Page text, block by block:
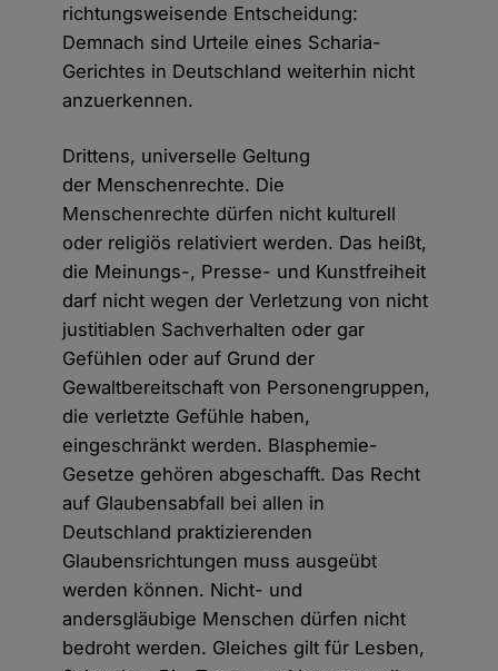
richtungsweisende Entscheidung:
Demnach sind Urteile eines Scharia-
Gerichtes in Deutschland weiterhin nicht
anzuerkennen.
Drittens, universelle Geltung
der Menschenrechte. Die
Menschenrechte dürfen nicht kulturell
oder religiös relativiert werden. Das heißt,
die Meinungs-, Presse- und Kunstfreiheit
darf nicht wegen der Verletzung von nicht
justitiablen Sachverhalten oder gar
Gefühlen oder auf Grund der
Gewaltbereitschaft von Personengruppen,
die verletzte Gefühle haben,
eingeschränkt werden. Blasphemie-
Gesetze gehören abgeschafft. Das Recht
auf Glaubensabfall bei allen in
Deutschland praktizierenden
Glaubensrichtungen muss ausgeübt
werden können. Nicht- und
andersgläubige Menschen dürfen nicht
bedroht werden. Gleiches gilt für Lesben,